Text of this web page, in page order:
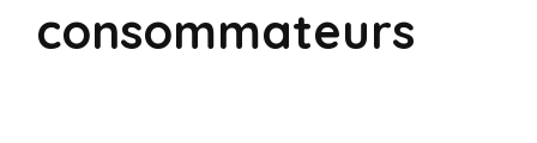
consommateurs